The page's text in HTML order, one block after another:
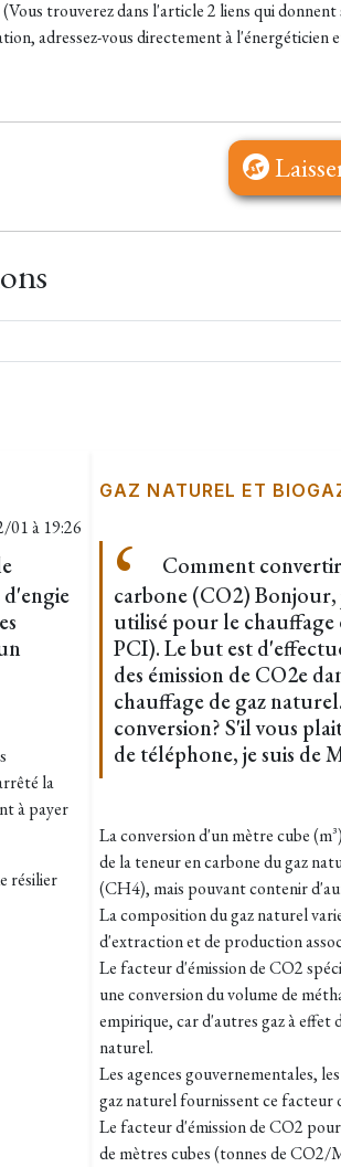
(Vous trouverez dans l'article 2 liens qui
adressez-vous directement à l'énergéticien
01 à 19:26
la
à payer
résilier
GAZ NATUREL ET
Comment
carbone (CO2) Bonjour,
utilisé pour le
PCI). Le but est
des émission de CO2e
chauffage de gaz
conversion? S'il vous
de téléphone, je suis de
La conversion d'un mètre cube
de la teneur en carbone du gaz
(CH4), mais pouvant contenir
La composition du gaz naturel
d'extraction et de production
Le facteur d'émission de CO2
une conversion du volume de
empirique, car d'autres gaz à effet
naturel.
Les agences gouvernementales,
gaz naturel fournissent ce facteur
Le facteur d'émission de CO2
de mètres cubes (tonnes de CO2/